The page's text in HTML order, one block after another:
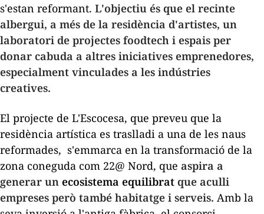
s'estan reformant. L'objectiu és que el recinte
albergui, a més de la residència d'artistes, un
laboratori de projectes foodtech i espais per
donar cabuda a altres iniciatives emprenedores,
especialment vinculades a les indústries
creatives.
El projecte de L'Escocesa, que preveu que la
residència artística es traslladi a una de les naus
reformades, s'emmarca en la transformació de la
zona coneguda com 22@ Nord, que aspira a
generar un ecosistema equilibrat que aculli
empreses però també habitatge i serveis. Amb la